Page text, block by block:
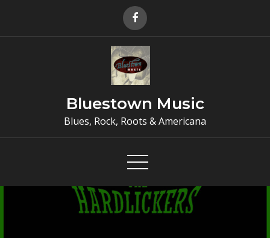
Bluestown Music
Blues, Rock, Roots & Americana